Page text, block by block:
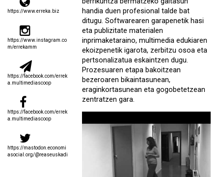
https://www.erreka.biz
https://www.instagram.co
m/errekamm
https://facebook.com/errek
a.multimediascoop
https://facebook.com/errek
a.multimediascoop
https://mastodon.economi
asocial.org/@reaseuskadi
handia duen profesional talde bat
ditugu. Softwarearen garapenetik hasi
eta publizitate materialen
inprimaketaraino, multimedia edukiaren
ekoizpenetik igarota, zerbitzu osoa eta
pertsonalizatua eskaintzen dugu.
Prozesuaren etapa bakoitzean
bezeroaren bikaintasunean,
eraginkortasunean eta gogobetetzean
zentratzen gara.